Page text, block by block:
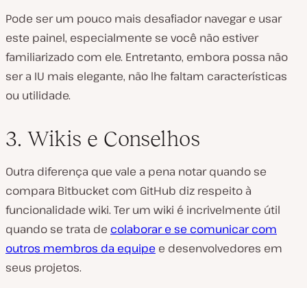
Pode ser um pouco mais desafiador navegar e usar
este painel, especialmente se você não estiver
familiarizado com ele. Entretanto, embora possa não
ser a IU mais elegante, não lhe faltam características
ou utilidade.
3. Wikis e Conselhos
Outra diferença que vale a pena notar quando se
compara Bitbucket com GitHub diz respeito à
funcionalidade wiki. Ter um wiki é incrivelmente útil
quando se trata de colaborar e se comunicar com
outros membros da equipe e desenvolvedores em
seus projetos.